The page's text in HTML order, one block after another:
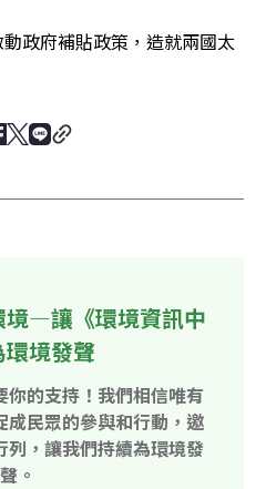
政府補貼政策，造就兩國太
境—讓《環境資訊中
境發聲
你的支持！我們相信唯有
成民眾的參與和行動，邀
列，讓我們持續為環境發
聲。